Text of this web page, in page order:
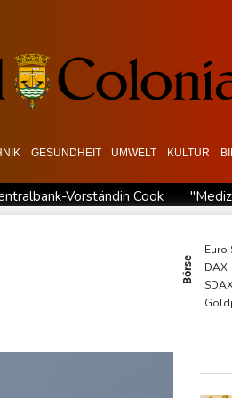
GESUNDHEIT UMWELT KULTUR
Vorständin Cook
für verschärfte Sanktionen gegen
ICE Berlin-Paris bleibt wegenBörse
Euro
DAX